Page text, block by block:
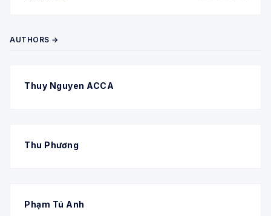
AUTHORS →
Thuy Nguyen ACCA
Thu Phương
Phạm Tú Anh